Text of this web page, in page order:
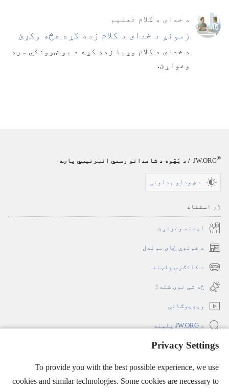
Privacy Settings
To provide you with the best possible experience, we use
cookies and similar technologies. Some cookies are necessary to
د خدای د کلام تعلیم
زمونږ د خدای د کلام زده کړه هڅه وکړئ
د خدای د کلام وړیا زده کړه د یو ښوونکي سره
وغواړئ.‏
JW.ORG®
/ د یَهّوه د شاهدانو رسمي انټرنېټي پاڼه
د ښودلو بدلونې
ژر استناد
لیدنه وغواړئ
د غونډې ځای موندل
(opens
new
د کانګرس پلټنه
(opens
new
څه شی نوی شته؟‏
ویډیوګانې
د JW.ORG پلټنه
new
window)د کتونکي برج انټرنېټي کتابتون
(opens